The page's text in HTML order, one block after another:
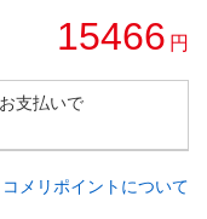
15466 円
支払いで
コメリポイントについて